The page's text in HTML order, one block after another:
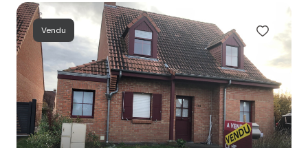
ESTIMATION
ALERTE
MAIL
Vendu